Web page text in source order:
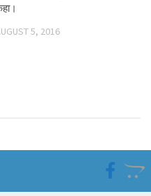
5, 2016